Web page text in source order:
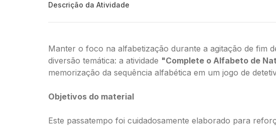
Descrição da Atividade
Manter o foco na alfabetização durante a agitação de fim
diversão temática: a atividade "Complete o Alfabeto de
memorização da sequência alfabética em um jogo de
Objetivos do material
Este passatempo foi cuidadosamente elaborado para